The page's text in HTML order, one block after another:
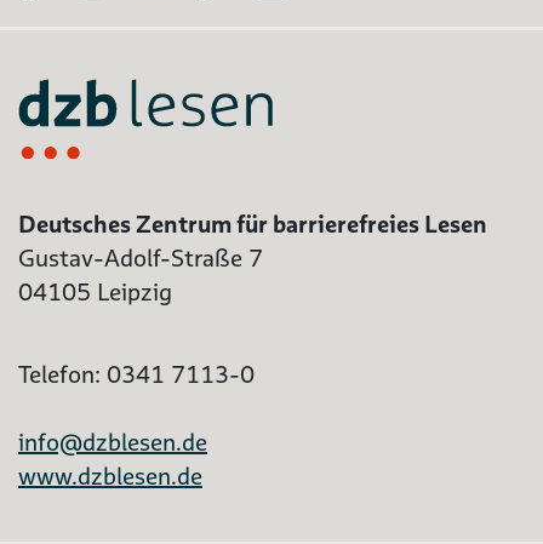
Deutsches Zentrum für barrierefreies Lesen
Gustav-Adolf-Straße 7
04105 Leipzig
Telefon: 0341 7113-0
info@dzblesen.de
www.dzblesen.de